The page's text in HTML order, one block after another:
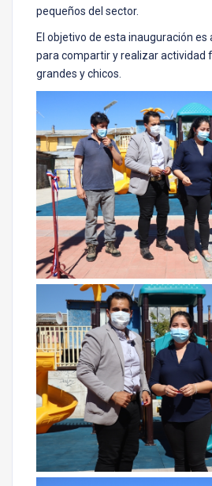
pequeños del sector.
El objetivo de esta inauguración es
para compartir y realizar actividad
grandes y chicos.